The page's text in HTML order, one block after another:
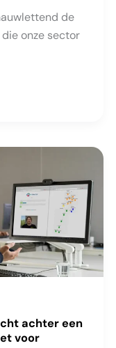
de
onze sector
achter een
voor